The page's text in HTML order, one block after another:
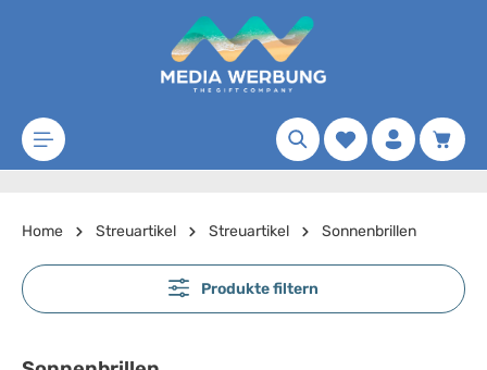
Zum Hauptinhalt springen
Merkzettel
Home Streuartikel Streuartikel Sonnenbrillen
Produkte filtern